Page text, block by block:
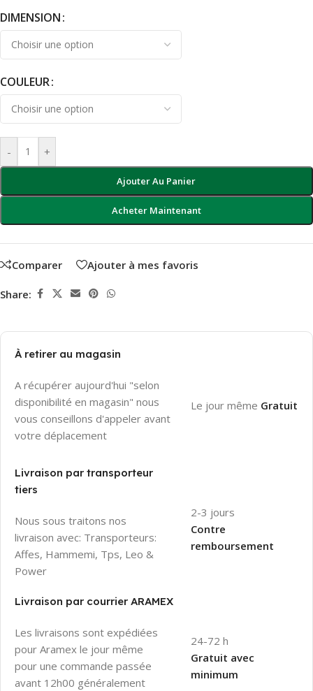
DIMENSION
COULEUR
- +
Ajouter Au Panier
Acheter Maintenant
Comparer Ajouter à mes favoris
Share:
À retirer au magasin
A récupérer aujourd'hui "selon
disponibilité en magasin" nous
vous conseillons d'appeler avant
votre déplacement
Le jour même Gratuit
Livraison par transporteur
tiers
Nous sous traitons nos
livraison avec: Transporteurs:
Affes, Hammemi, Tps, Leo &
Power
2-3 jours
Contre
remboursement
Livraison par courrier ARAMEX
Les livraisons sont expédiées
pour Aramex le jour même
pour une commande passée
avant 12h00 généralement
24-72 h
Gratuit avec
minimum